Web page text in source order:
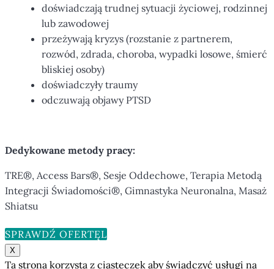
doświadczają trudnej sytuacji życiowej, rodzinnej
lub zawodowej
przeżywają kryzys (rozstanie z partnerem,
rozwód, zdrada, choroba, wypadki losowe, śmierć
bliskiej osoby)
doświadczyły traumy
odczuwają objawy PTSD
Dedykowane metody pracy:
TRE®, Access Bars®, Sesje Oddechowe, Terapia Metodą
Integracji Świadomości®, Gimnastyka Neuronalna, Masaż
Shiatsu
SPRAWDŹ OFERTĘ
X
Ta strona korzysta z ciasteczek aby świadczyć usługi na